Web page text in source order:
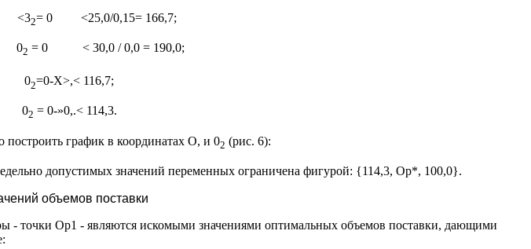
<32= 0 <25,0/0,15= 166,7;
02 = 0 < 30,0 / 0,0 = 190,0;
02=0-Х>,< 116,7;
02 = 0-»0,.< 114,3.
график в координатах О, и 02 (рис. 6):
допустимых значений пере­менных ограничена фигурой: {114,3, Ор*, 100,0}.
объемов поставки
- точки Ор1 - являются искомыми значениями оптимальных объемов поставки, дающими